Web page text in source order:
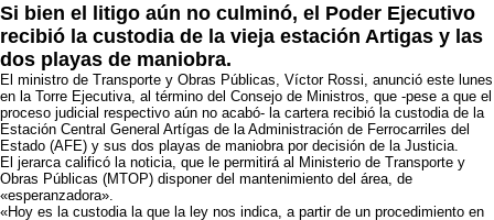
Si bien el litigo aún no culminó, el Poder Ejecutivo
recibió la custodia de la vieja estación Artigas y las
dos playas de maniobra.
El ministro de Transporte y Obras Públicas, Víctor Rossi, anunció este lunes
en la Torre Ejecutiva, al término del Consejo de Ministros, que -pese a que el
proceso judicial respectivo aún no acabó- la cartera recibió la custodia de la
Estación Central General Artígas de la Administración de Ferrocarriles del
Estado (AFE) y sus dos playas de maniobra por decisión de la Justicia.
El jerarca calificó la noticia, que le permitirá al Ministerio de Transporte y
Obras Públicas (MTOP) disponer del mantenimiento del área, de
«esperanzadora».
«Hoy es la custodia la que la ley nos indica, a partir de un procedimiento en